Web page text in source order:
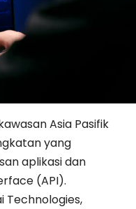
Asia Pasifik
yang
aplikasi dan
(API).
Technologies,